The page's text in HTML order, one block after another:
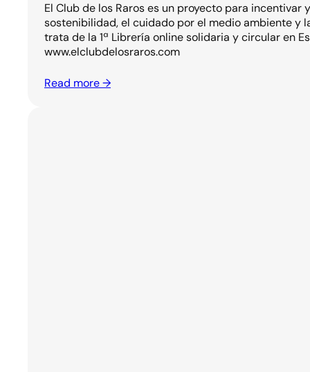
El Club de los Raros es un proyecto para incentivar
sostenibilidad, el cuidado por el medio ambiente y
trata de la 1ª Librería online solidaria y circular en
www.elclubdelosraros.com
Read more →